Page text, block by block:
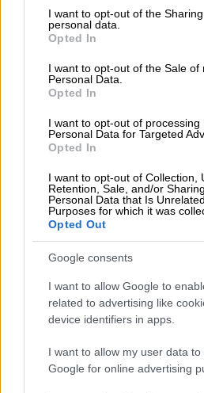
not limited to your visit or usage
grant or deny consent to Google
use your data for below specified
consent section.
I want to opt-out of the
personal data.
Opted In
I want to opt-out of the Sale of
Personal Data.
Opted In
I want to opt-out of processing
Personal Data for Targeted
Opted In
I want to opt-out of Collection,
Retention, Sale, and/or
Personal Data that Is
Purposes for which it was
Opted Out
Google consents
I want to allow Google to
related to advertising like
device identifiers in apps.
I want to allow my user data
Google for online advertising
Η τελευταία της θεατρική
χρονολογείται τη σεζόν
συμμετείχε στην
αυλή των θαυμάτων του
Καμπανέλλη, σε
Τσιάνου. Έκτοτε,
υποκριτική, επιλέγοντας
Τον προσεχή Οκτώβριο,
δυναμικά, με την
στο Θέατρο Εμπορικόν,
έργο που έχει γνωρίσει
διεθνώς.
Η υπόθεση της κωμωδίας
γύρω από ένα ζευγάρι
αριστερών ακτιβιστών,